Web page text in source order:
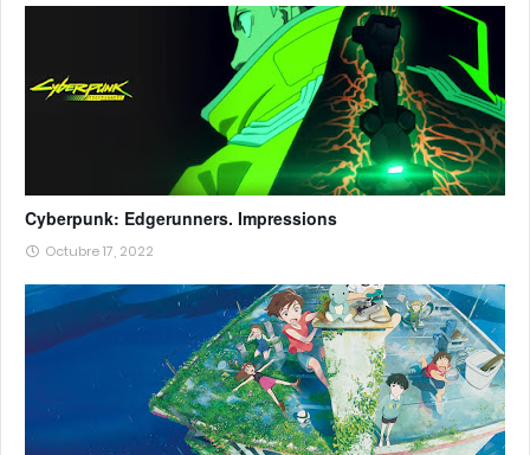
Cyberpunk: Edgerunners. Impressions
Octubre 17, 2022